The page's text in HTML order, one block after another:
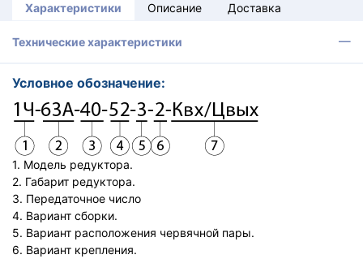
Характеристики Описание Доставка
Технические характеристики
Условное обозначение:
1. Модель редуктора.
2. Габарит редуктора.
3. Передаточное число
4. Вариант сборки.
5. Вариант расположения червячной пары.
6. Вариант крепления.